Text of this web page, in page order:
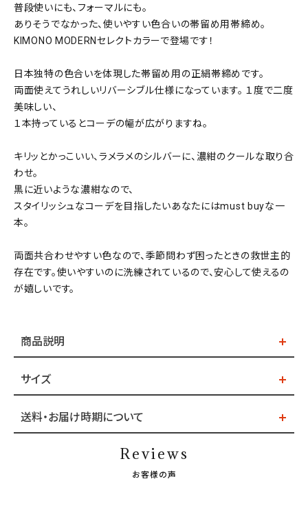
普段使いにも、フォーマルにも。
ありそうでなかった、使いやすい色合いの帯留め用帯締め。
KIMONO MODERNセレクトカラーで登場です！
日本独特の色合いを体現した帯留め用の正絹帯締めです。
両面使えてうれしいリバーシブル仕様になっています。 １度で二度
美味しい、
１本持っているとコーデの幅が広がりますね。
キリッとかっこいい、ラメラメのシルバーに、濃紺のクールな取り合
わせ。
黒に近いような濃紺なので、
スタイリッシュなコーデを目指したいあなたにはmust buyな一
本。
両面共合わせやすい色なので、季節問わず困ったときの救世主的
存在です。使いやすいのに洗練されているので、安心して使えるの
が嬉しいです。
商品説明
サイズ
送料・お届け時期について
Reviews
お客様の声